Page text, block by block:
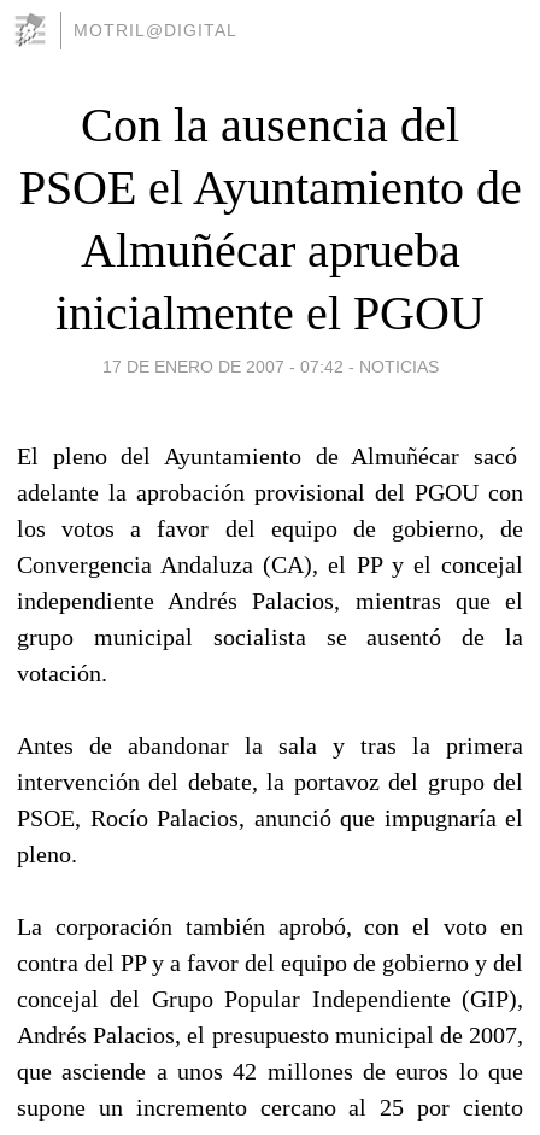
MOTRIL@DIGITAL
Con la ausencia del
PSOE el Ayuntamiento de
Almuñécar aprueba
inicialmente el PGOU
17 DE ENERO DE 2007 - 07:42 - NOTICIAS
El pleno del Ayuntamiento de Almuñécar sacó
adelante la aprobación provisional del PGOU con
los votos a favor del equipo de gobierno, de
Convergencia Andaluza (CA), el PP y el concejal
independiente Andrés Palacios, mientras que el
grupo municipal socialista se ausentó de la
votación.
Antes de abandonar la sala y tras la primera
intervención del debate, la portavoz del grupo del
PSOE, Rocío Palacios, anunció que impugnaría el
pleno.
La corporación también aprobó, con el voto en
contra del PP y a favor del equipo de gobierno y del
concejal del Grupo Popular Independiente (GIP),
Andrés Palacios, el presupuesto municipal de 2007,
que asciende a unos 42 millones de euros lo que
supone un incremento cercano al 25 por ciento